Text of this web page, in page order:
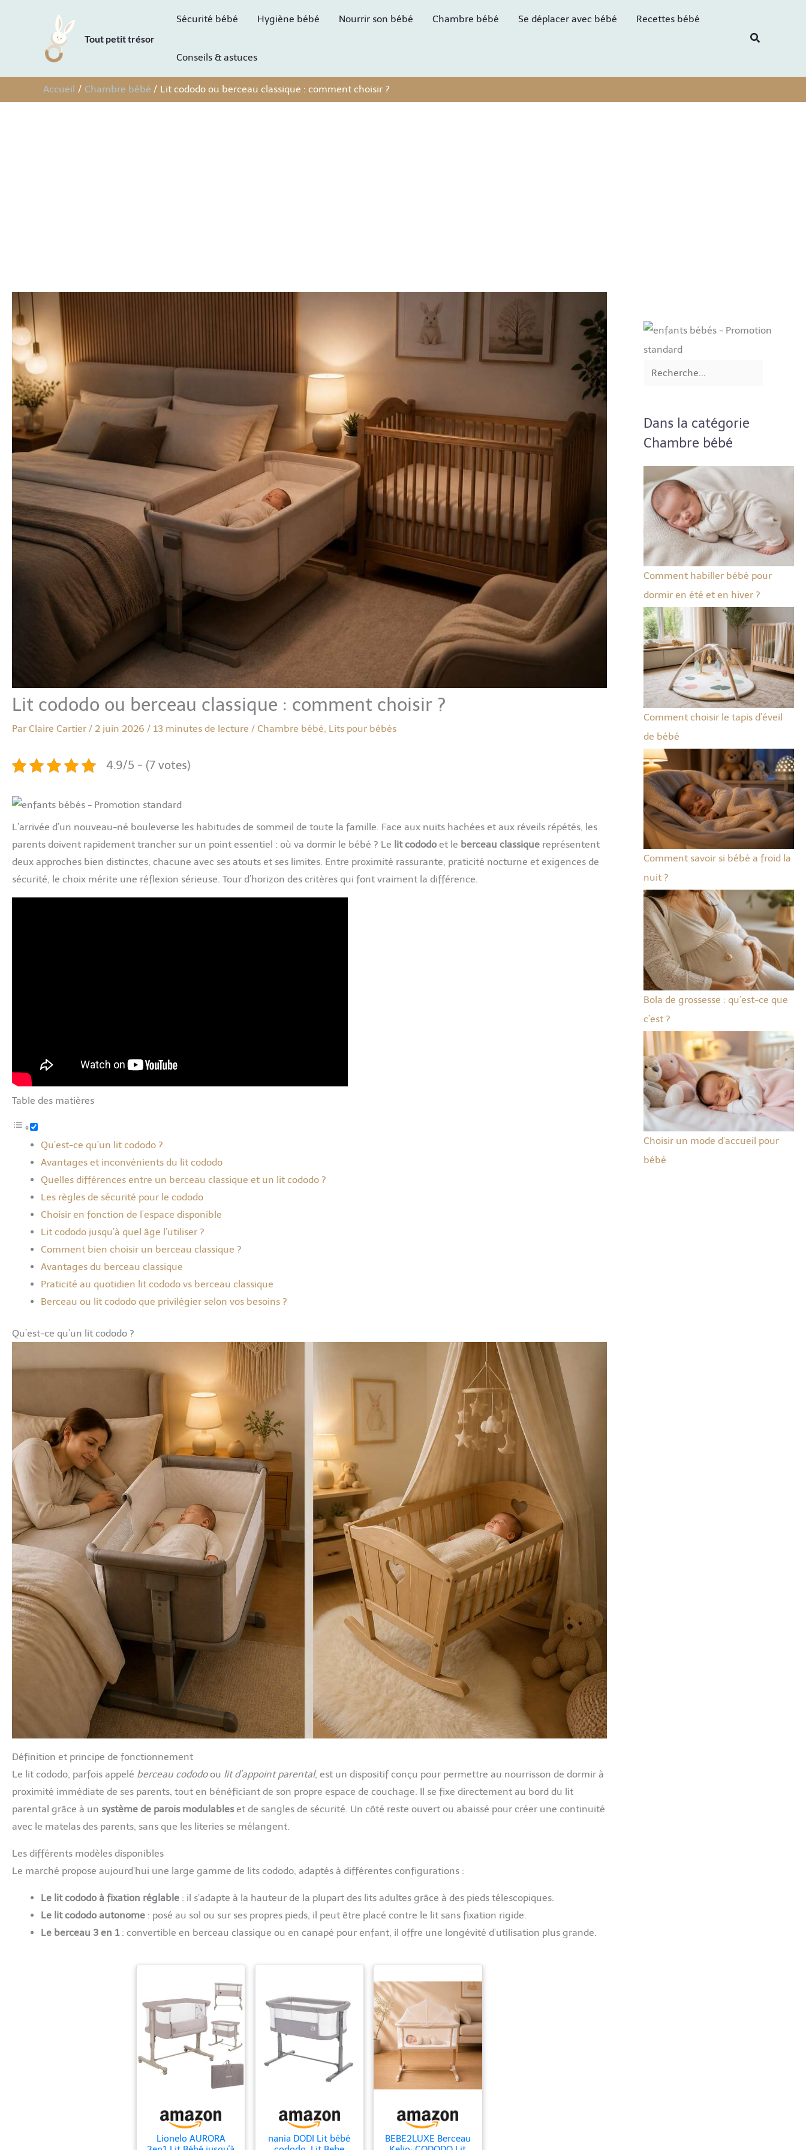
Tout petit trésor
Sécurité bébé Hygiène bébé Nourrir son bébé Chambre bébé Se déplacer avec bébé Recettes bébé
Conseils & astuces
Rechercher
Accueil Chambre bébé Lit cododo ou berceau classique : comment choisir ?
Lit cododo ou berceau classique : comment choisir ?
Par Claire Cartier / 2 juin 2026 / 13 minutes de lecture / Chambre bébé, Lits pour bébés
4.9/5 - (7 votes)
L’arrivée d’un nouveau-né bouleverse les habitudes de sommeil de toute la famille. Face aux nuits hachées et aux réveils répétés, les
parents doivent rapidement trancher sur un point essentiel : où va dormir le bébé ? Le lit cododo et le berceau classique représentent
deux approches bien distinctes, chacune avec ses atouts et ses limites. Entre proximité rassurante, praticité nocturne et exigences de
sécurité, le choix mérite une réflexion sérieuse. Tour d’horizon des critères qui font vraiment la différence.
Table des matières
Qu’est-ce qu’un lit cododo ?
Avantages et inconvénients du lit cododo
Quelles différences entre un berceau classique et un lit cododo ?
Les règles de sécurité pour le cododo
Choisir en fonction de l’espace disponible
Lit cododo jusqu’à quel âge l’utiliser ?
Comment bien choisir un berceau classique ?
Avantages du berceau classique
Praticité au quotidien lit cododo vs berceau classique
Berceau ou lit cododo que privilégier selon vos besoins ?
Qu’est-ce qu’un lit cododo ?
Définition et principe de fonctionnement
Le lit cododo, parfois appelé berceau cododoou lit d’appoint parental, est un dispositif conçu pour permettre au nourrisson de dormir à
proximité immédiate de ses parents, tout en bénéficiant de son propre espace de couchage. Il se fixe directement au bord du lit
parental grâce à un système de parois modulableset de sangles de sécurité. Un côté reste ouvert ou abaissé pour créer une continuité
avec le matelas des parents, sans que les literies se mélangent.
Les différents modèles disponibles
Le marché propose aujourd’hui une large gamme de lits cododo, adaptés à différentes configurations :
Le lit cododo à fixation réglable : il s’adapte à la hauteur de la plupart des lits adultes grâce à des pieds télescopiques.
Le lit cododo autonome : posé au sol ou sur ses propres pieds, il peut être placé contre le lit sans fixation rigide.
Le berceau 3 en 1: convertible en berceau classique ou en canapé pour enfant, il offre une longévité d’utilisation plus grande.
Lionelo AURORA
nania DODI Lit bébé
BEBE2LUXE Berceau
r
Dans la catégorie
Chambre bébé
Comment habiller bébé pour
dormir en été et en hiver ?
Comment choisir le tapis d’éveil
de bébé
Comment savoir si bébé a froid la
nuit ?
Bola de grossesse : qu’est-ce que
c’est ?
Choisir un mode d’accueil pour
bébé